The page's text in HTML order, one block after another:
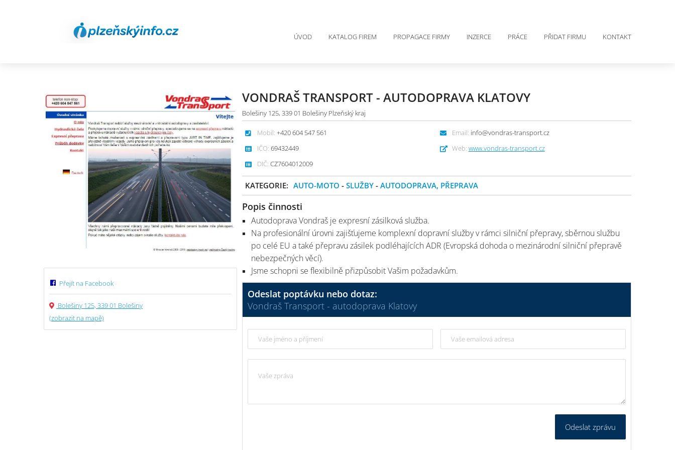
ÚVOD KATALOG FIREM PROPAGACE FIRMY INZERCE PRÁCE PŘIDAT FIRMU KONTAKT
VONDRAŠ TRANSPORT - AUTODOPRAVA KLATOVY
Bolešiny 125, 339 01 Bolešiny Plzeňský kraj
Mobil: +420 604 547 561
IČO: 69432449
DIČ: CZ7604012009
Email: info@vondras-transport.cz
Web: www.vondras-transport.cz
KATEGORIE: AUTO-MOTO -SLUŽBY -AUTODOPRAVA, PŘEPRAVA
Popis činnosti
Autodoprava Vondraš je expresní zásilková služba.
Na profesionální úrovni zajišťujeme komplexní dopravní služby v rámci silniční přepravy, sběrnou službu
po celé EU a také přepravu zásilek podléhajících ADR (Evropská dohoda o mezinárodní silniční přepravě
nebezpečných věcí).
Jsme schopni se flexibilně přizpůsobit Vašim požadavkům.
Odeslat poptávku nebo dotaz:
Vondraš Transport - autodoprava Klatovy
Odeslat zprávu
Přejít na Facebook
Bolešiny 125, 339 01 Bolešiny
(zobrazit na mapě)